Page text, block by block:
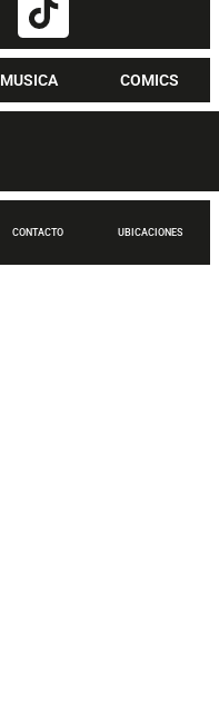
MUSICA COMICS
CONTACTO UBICACIONES